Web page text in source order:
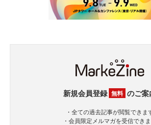
新規会員登録 無料 のご案
・全ての過去記事が閲覧できま
・会員限定メルマガを受信でき